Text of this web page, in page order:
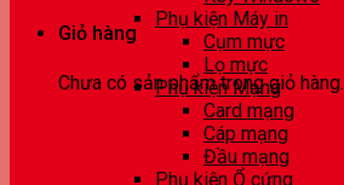
Giỏ hàng
Chưa có sản phẩm trong giỏ hàng.
Phụ kiện Máy in
Cụm mực
Lọ mực
Phụ kiện Mạng
Card mạng
Cáp mạng
Đầu mạng
Phụ kiện Ổ cứng